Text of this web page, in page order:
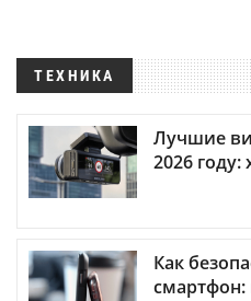
ТЕХНИКА
Лучшие
2026
Как
смартфон: